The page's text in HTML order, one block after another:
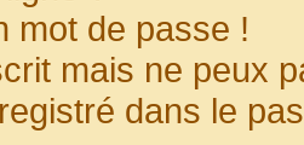
mot de passe !
mais ne peux
dans le